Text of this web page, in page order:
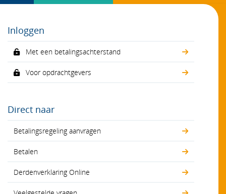
Inloggen
Met een betalingsachterstand
Voor opdrachtgevers
Direct naar
Betalingsregeling aanvragen
Betalen
Derdenverklaring Online